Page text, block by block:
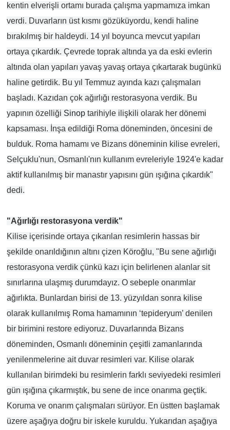
kentin elverişli ortamı burada çalışma yapmamıza imkan
verdi. Duvarların üst kısmı gözüküyordu, kendi haline
bırakılmış bir haldeydi. 14 yıl boyunca mevcut yapıları
ortaya çıkardık. Çevrede toprak altında ya da eski evlerin
altında olan yapıları yavaş yavaş ortaya çıkartarak bugünkü
haline getirdik. Bu yıl Temmuz ayında kazı çalışmaları
başladı. Kazıdan çok ağırlığı restorasyona verdik. Bu
yapının özelliği Sinoptarihiyle ilişkili olarak her dönemi
kapsaması. İnşa edildiği Roma döneminden, öncesini de
bulduk. Roma hamamı ve Bizans döneminin kilise evreleri,
Selçuklu'nun, Osmanlı'nın kullanım evreleriyle 1924'e kadar
aktif kullanılmış bir manastır yapısını gün ışığına çıkardık"
dedi.
"Ağırlığı restorasyona verdik"
Kilise içerisinde ortaya çıkarılan resimlerin hassas bir
şekilde onarıldığının altını çizen Köroğlu, "Bu sene ağırlığı
restorasyona verdik çünkü kazı için belirlenen alanlar sit
sınırlarına ulaşmış durumdayız. O sebeple onarımlar
ağırlıkta. Bunlardan birisi de 13. yüzyıldan sonra kilise
olarak kullanılmış Roma hamamının ‘tepideryum’ denilen
bir birimini restore ediyoruz. Duvarlarında Bizans
döneminden, Osmanlı döneminin çeşitli zamanlarında
yenilenmelerine ait duvar resimleri var. Kilise olarak
kullanılan birimdeki bu resimlerin farklı seviyedeki resimleri
gün ışığına çıkarmıştık, bu sene de ince onarıma geçtik.
Koruma ve onarım çalışmaları sürüyor. En üstten başlamak
üzere aşağıya doğru bir iskele kuruldu. Yukarıdan aşağıya